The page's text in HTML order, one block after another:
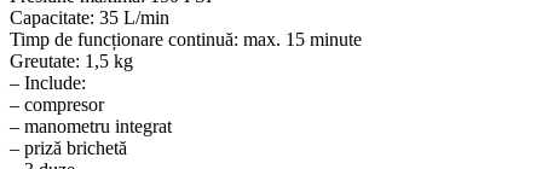
Capacitate: 35 L/min
Timp de funcționare continuă: max. 15 minute
Greutate: 1,5 kg
– Include:
– compresor
– manometru integrat
– priză brichetă